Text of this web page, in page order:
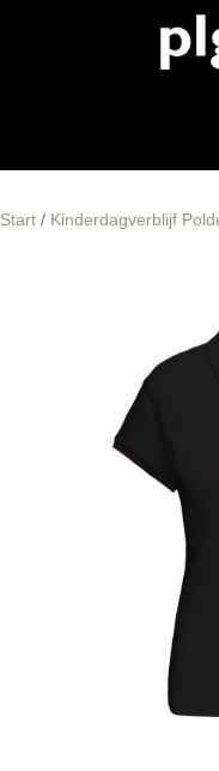
Start / Kinderdagverblijf